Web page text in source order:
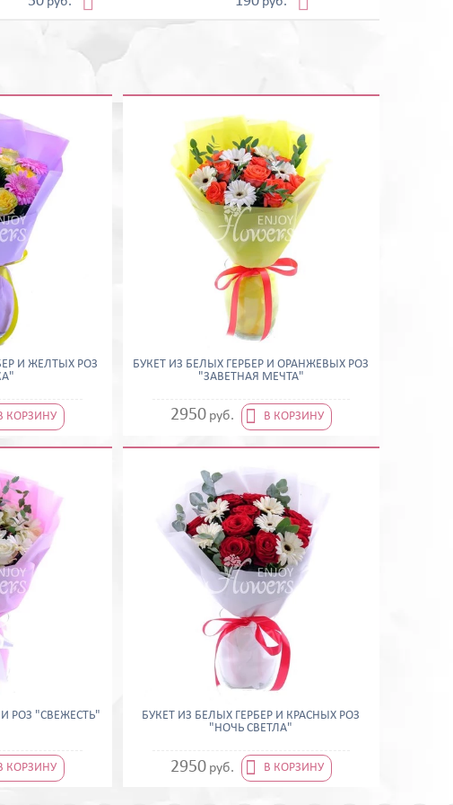
И ЖЕЛТЫХ РОЗ
КОРЗИНУ
БУКЕТ ИЗ БЕЛЫХ ГЕРБЕР И ОРАНЖЕВЫХ РОЗ
"ЗАВЕТНАЯ МЕЧТА"
2950 руб.  В КОРЗИНУ
РОЗ "СВЕЖЕСТЬ"
КОРЗИНУ
БУКЕТ ИЗ БЕЛЫХ ГЕРБЕР И КРАСНЫХ РОЗ
"НОЧЬ СВЕТЛА"
2950 руб.  В КОРЗИНУ